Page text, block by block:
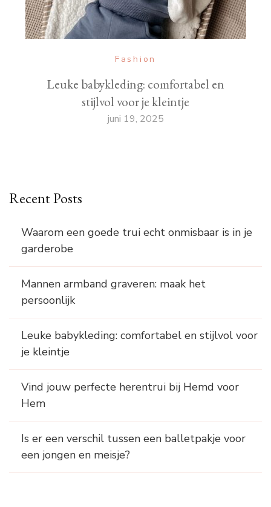
Fashion
Leuke babykleding: comfortabel en
stijlvol voor je kleintje
juni 19, 2025
Recent Posts
Waarom een goede trui echt onmisbaar is in je
garderobe
Mannen armband graveren: maak het
persoonlijk
Leuke babykleding: comfortabel en stijlvol voor
je kleintje
Vind jouw perfecte herentrui bij Hemd voor
Hem
Is er een verschil tussen een balletpakje voor
een jongen en meisje?